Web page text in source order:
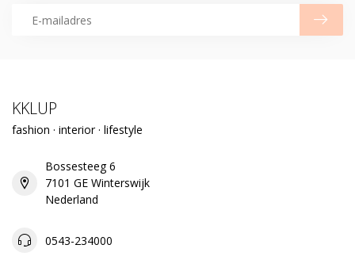
KKLUP
fashion · interior · lifestyle
Bossesteeg 6
7101 GE Winterswijk
Nederland
0543-234000